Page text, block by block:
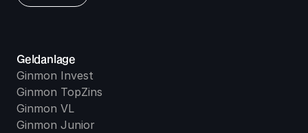
Geldanlage
Ginmon Invest
Ginmon TopZins
Ginmon VL
Ginmon Junior